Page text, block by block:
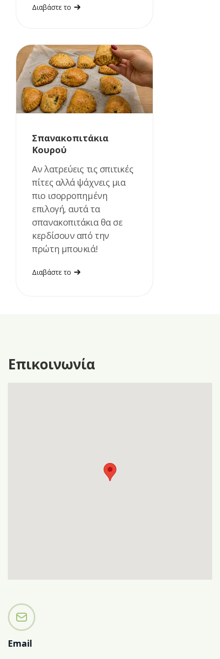
Διαβάστε το
Σπανακοπιτάκια
Κουρού
Αν λατρεύεις τις σπιτικές
πίτες αλλά ψάχνεις μια
πιο ισορροπημένη
επιλογή, αυτά τα
σπανακοπιτάκια θα σε
κερδίσουν από την
πρώτη μπουκιά!
Διαβάστε το
Επικοινωνία
Email